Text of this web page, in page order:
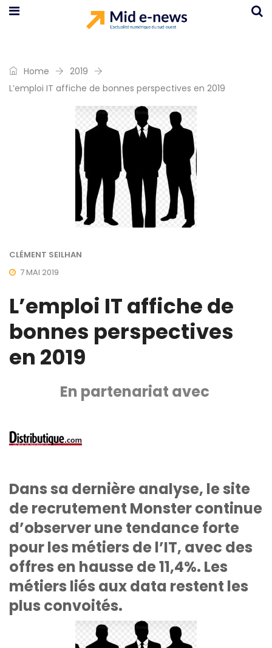
Home
2019
L’emploi IT affiche de bonnes perspectives en 2019
CLÉMENT SEILHAN
7 MAI 2019
L’emploi IT affiche de
bonnes perspectives
en 2019
En partenariat avec
Dans sa dernière analyse, le site
de recrutement Monster continue
d’observer une tendance forte
pour les métiers de l’IT, avec des
offres en hausse de 11,4%. Les
métiers liés aux data restent les
plus convoités.